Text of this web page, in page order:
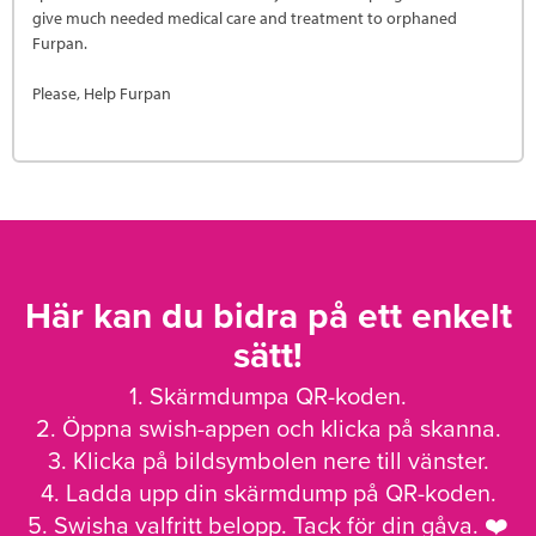
give much needed medical care and treatment to orphaned
Furpan.
Please, Help Furpan
Här kan du bidra på ett enkelt
sätt!
1. Skärmdumpa QR-koden.
2. Öppna swish-appen och klicka på skanna.
3. Klicka på bildsymbolen nere till vänster.
4. Ladda upp din skärmdump på QR-koden.
5. Swisha valfritt belopp. Tack för din gåva. ❤️